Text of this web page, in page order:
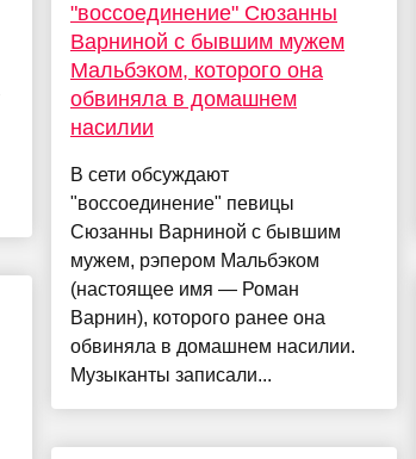
"воссоединение" Сюзанны
Варниной с бывшим мужем
Мальбэком, которого она
обвиняла в домашнем
насилии
В сети обсуждают
"воссоединение" певицы
Сюзанны Варниной с бывшим
мужем, рэпером Мальбэком
(настоящее имя — Роман
Варнин), которого ранее она
обвиняла в домашнем насилии.
Музыканты записали...